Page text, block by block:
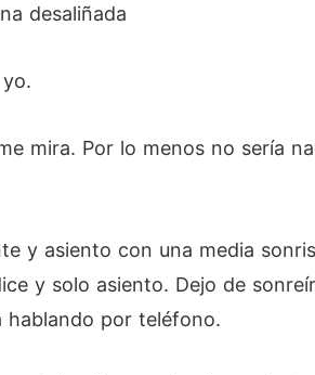
desaliñada
mira. Por lo menos no sería
y asiento con una media
y solo asiento. Dejo de
hablando por teléfono.